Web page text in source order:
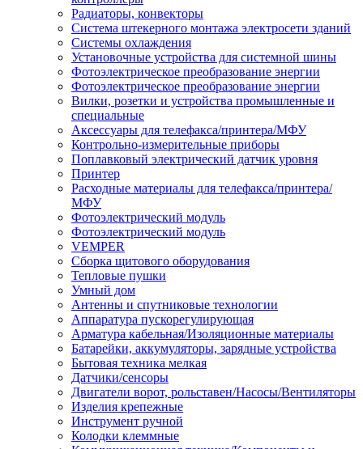
Радиаторы, конвекторы
Система штекерного монтажа электросети зданий
Системы охлаждения
Установочные устройства для системной шины
Фотоэлектрическое преобразование энергии
Фотоэлектрическое преобразование энергии
Вилки, розетки и устройства промышленные и
специальные
Аксессуары для телефакса/принтера/МФУ
Контрольно-измерительные приборы
Поплавковый электрический датчик уровня
Принтер
Расходные материалы для телефакса/принтера/
МФУ
Фотоэлектрический модуль
Фотоэлектрический модуль
VEMPER
Сборка щитового оборудования
Тепловые пушки
Умный дом
Антенны и спутниковые технологии
Аппаратура пускорегулирующая
Арматура кабельная/Изоляционные материалы
Батарейки, аккумуляторы, зарядные устройства
Бытовая техника мелкая
Датчики/сенсоры
Двигатели ворот, рольставен/Насосы/Вентиляторы
Изделия крепежные
Инструмент ручной
Колодки клеммные